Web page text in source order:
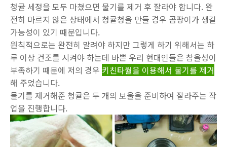
청귤 세정을 모두 마쳤으면 물기를 제거 후 잘라야 합니다. 완
전히 마르지 않은 상태에서 청귤청을 만들 경우 곰팡이가 생길
가능성이 있기 때문입니다.
원칙적으로는 완전히 말려야 하지만 그렇게 하기 위해서는 하
루 이상 건조를 시켜야 하는데 바쁜 우리 현대인들은 참을성이
부족하기 때문에 저의 경우 키친타월을 이용해서 물기를 제거
해 주었습니다.
물기를 제거해준 청귤은 두 개의 보울을 준비하여 잘라주는 작
업을 진행합니다.